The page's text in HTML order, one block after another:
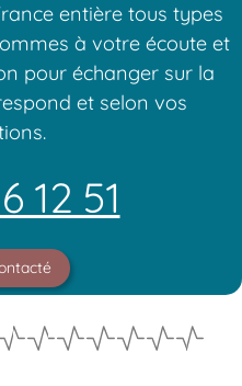
entière tous types
à votre écoute et
pour échanger sur la
et selon vos
12 51